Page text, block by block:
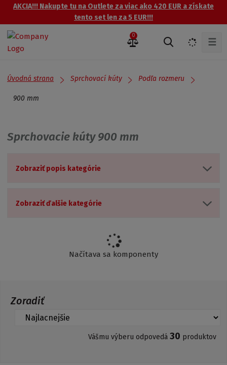
AKCIA!!! Nakupte tu na Outlete za viac ako 420 EUR a získate
tento set len za 5 EUR!!!
0
☰
Úvodná strana Sprchovací kúty Podľa rozmeru
900 mm
Sprchovacie kúty 900 mm
Zobraziť popis kategórie
Zobraziť ďalšie kategórie
Načítava sa komponenty
Zoradiť
Vášmu výberu odpovedá 30 produktov